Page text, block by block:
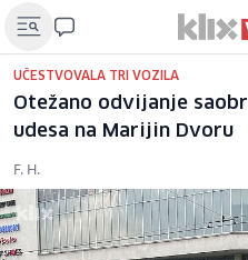
UČESTVOVALA TRI VOZILA
Otežano odvijanje
udesa na Marijin Dvoru
F. H.